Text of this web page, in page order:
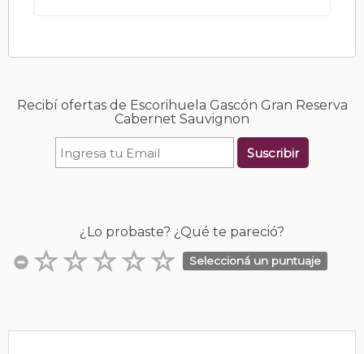
Recibí ofertas de Escorihuela Gascón Gran Reserva
Cabernet Sauvignon
Suscribir
¿Lo probaste? ¿Qué te pareció?
Seleccioná un puntuaje